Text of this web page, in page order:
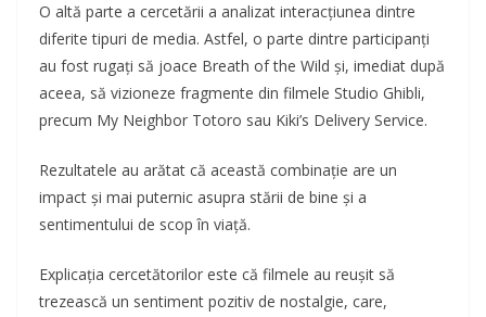
O altă parte a cercetării a analizat interacțiunea dintre
diferite tipuri de media. Astfel, o parte dintre participanți
au fost rugați să joace Breath of the Wild și, imediat după
aceea, să vizioneze fragmente din filmele Studio Ghibli,
precum My Neighbor Totoro sau Kiki’s Delivery Service.
Rezultatele au arătat că această combinație are un
impact și mai puternic asupra stării de bine și a
sentimentului de scop în viață.
Explicația cercetătorilor este că filmele au reușit să
trezească un sentiment pozitiv de nostalgie, care,